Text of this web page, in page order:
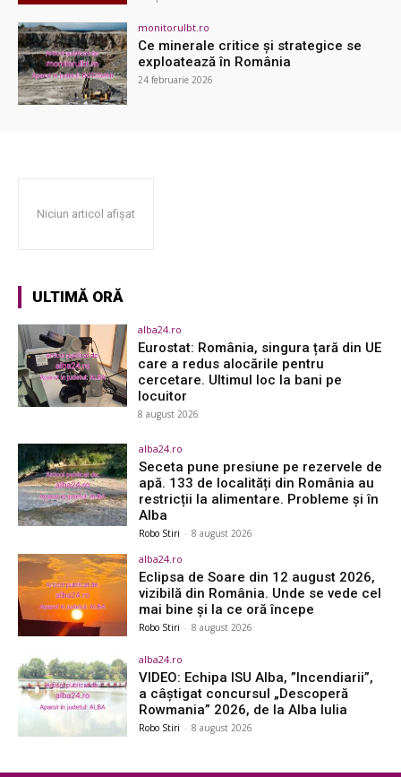
monitorulbt.ro
Ce minerale critice și strategice se
exploatează în România
24 februarie 2026
Niciun articol afișat
ULTIMĂ ORĂ
alba24.ro
Eurostat: România, singura țară din UE
care a redus alocările pentru
cercetare. Ultimul loc la bani pe
locuitor
8 august 2026
alba24.ro
Seceta pune presiune pe rezervele de
apă. 133 de localități din România au
restricții la alimentare. Probleme și în
Alba
Robo Stiri - 8 august 2026
alba24.ro
Eclipsa de Soare din 12 august 2026,
vizibilă din România. Unde se vede cel
mai bine și la ce oră începe
Robo Stiri - 8 august 2026
alba24.ro
VIDEO: Echipa ISU Alba, ”Incendiarii”,
a câștigat concursul „Descoperă
Rowmania” 2026, de la Alba Iulia
Robo Stiri - 8 august 2026